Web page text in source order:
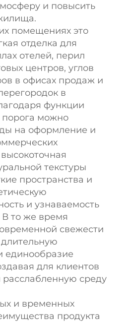
и повысить
помещениях это
отделка для
отелей, перил
центров, углов
в офисах продаж и
в
функции
порога можно
на оформление и
текстуры
пространства и
и узнаваемость
то же время
свежести
единообразие
для клиентов
среду
и временных
продукта